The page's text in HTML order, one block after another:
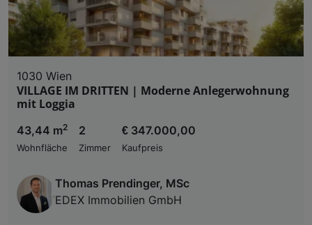
1030 Wien
VILLAGE IM DRITTEN | Moderne Anlegerwohnung
mit Loggia
43,44 m2
Wohnfläche
2
Zimmer
€ 347.000,00
Kaufpreis
Thomas Prendinger, MSc
EDEX Immobilien GmbH